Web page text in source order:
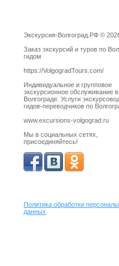
Экскурсия-Волгоград.РФ ©
Заказ экскурсий и туров по
гидом
https://VolgogradTours.com/
Индивидуальное и групповое
экскурсионное обслуживание в
Волгограде. Услуги
гидов-переводчиков по
www.excursions-volgograd.ru
Мы в социальных сетях,
присоединяйтесь!
Политика обработки
данных